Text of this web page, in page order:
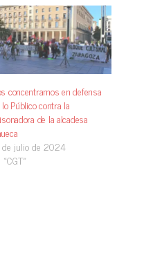
concentramos en defensa
Público contra la
de la alcadesa
de julio de 2024